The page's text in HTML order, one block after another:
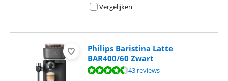
Vergelijken
Philips Baristina Latte
BAR400/60 Zwart
Beoordeling is 9,2 van de 10, gebaseerd op 43 reviews.
43 reviews